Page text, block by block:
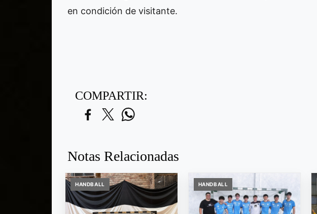
en condición de visitante.
COMPARTIR:
Notas Relacionadas
HANDBALL HANDBALL